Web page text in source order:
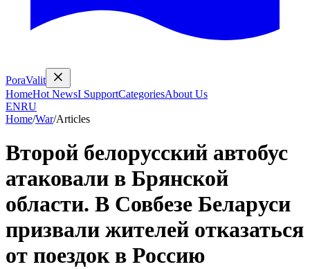
PoraValit
HomeHot NewsI SupportCategoriesAbout Us
ENRU
Home/War/Articles
Второй белорусский автобус
атаковали в Брянской
области. В Совбезе Беларуси
призвали жителей отказаться
от поездок в Россию